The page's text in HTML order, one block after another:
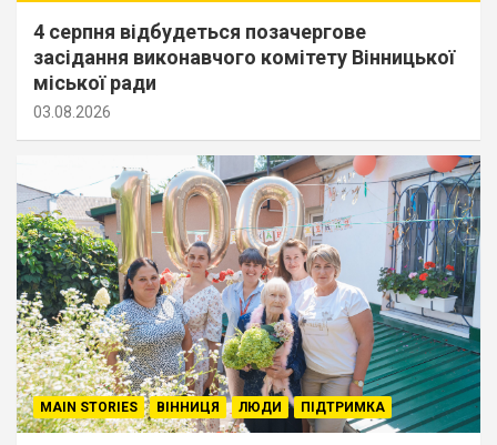
4 серпня відбудеться позачергове
засідання виконавчого комітету Вінницької
міської ради
03.08.2026
MAIN STORIES ВІННИЦЯ ЛЮДИ ПІДТРИМКА